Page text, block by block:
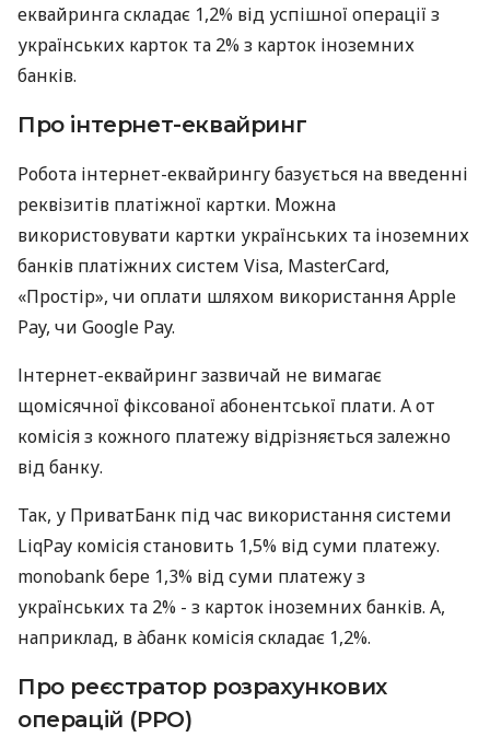
еквайринга складає 1,2% від успішної операції з
українських карток та 2% з карток іноземних
банків.
Про інтернет-еквайринг
Робота інтернет-еквайрингу базується на введенні
реквізитів платіжної картки. Можна
використовувати картки українських та іноземних
банків платіжних систем Visa, MasterCard,
«Простір», чи оплати шляхом використання Apple
Pay, чи Google Pay.
Інтернет-еквайринг зазвичай не вимагає
щомісячної фіксованої абонентської плати. А от
комісія з кожного платежу відрізняється залежно
від банку.
Так, у ПриватБанк під час використання системи
LiqPay комісія становить 1,5% від суми платежу.
monobank бере 1,3% від суми платежу з
українських та 2% - з карток іноземних банків. А,
наприклад, в àбанк комісія складає 1,2%.
Про реєстратор розрахункових
операцій (РРО)